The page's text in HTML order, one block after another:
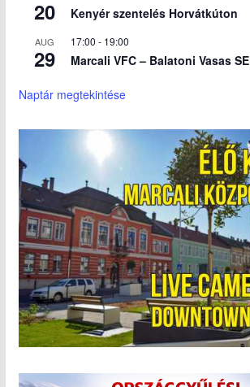
20 Kenyér szentelés Horvátkúton
AUG
29
17:00 - 19:00
Marcali VFC – Balatoni Vasas SE
Naptár megtekintése